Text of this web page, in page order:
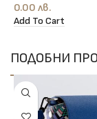
0.00лв.
Add To Cart
ПОДОБНИ